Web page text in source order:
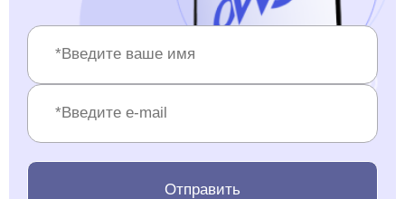
Отправить